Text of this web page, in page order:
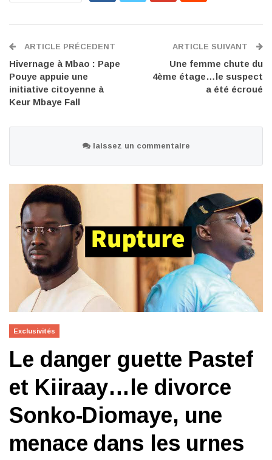
ARTICLE PRÉCEDENT
Hivernage à Mbao : Pape
Pouye appuie une
initiative citoyenne à
Keur Mbaye Fall
ARTICLE SUIVANT
Une femme chute du
4ème étage…le suspect
a été écroué
laissez un commentaire
Exclusivités
Le danger guette Pastef
et Kiiraay…le divorce
Sonko-Diomaye, une
menace dans les urnes